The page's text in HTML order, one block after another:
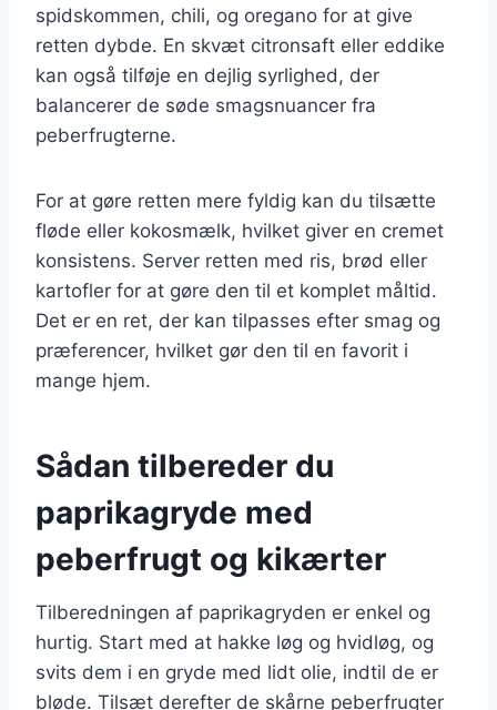
spidskommen, chili, og oregano for at give
retten dybde. En skvæt citronsaft eller eddike
kan også tilføje en dejlig syrlighed, der
balancerer de søde smagsnuancer fra
peberfrugterne.
For at gøre retten mere fyldig kan du tilsætte
fløde eller kokosmælk, hvilket giver en cremet
konsistens. Server retten med ris, brød eller
kartofler for at gøre den til et komplet måltid.
Det er en ret, der kan tilpasses efter smag og
præferencer, hvilket gør den til en favorit i
mange hjem.
Sådan tilbereder du
paprikagryde med
peberfrugt og kikærter
Tilberedningen af paprikagryden er enkel og
hurtig. Start med at hakke løg og hvidløg, og
svits dem i en gryde med lidt olie, indtil de er
bløde. Tilsæt derefter de skårne peberfrugter